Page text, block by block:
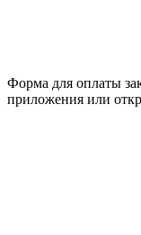
Форма для оплаты
приложения или